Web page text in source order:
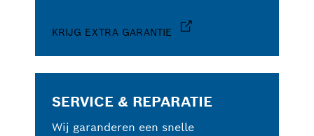
KRIJG EXTRA GARANTIE
SERVICE & REPARATIE
Wij garanderen een snelle